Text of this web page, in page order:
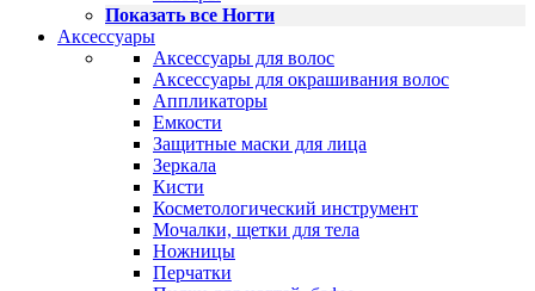
Показать все Ногти
Аксессуары
Аксессуары для волос
Аксессуары для окрашивания волос
Аппликаторы
Емкости
Защитные маски для лица
Зеркала
Кисти
Косметологический инструмент
Мочалки, щетки для тела
Ножницы
Перчатки